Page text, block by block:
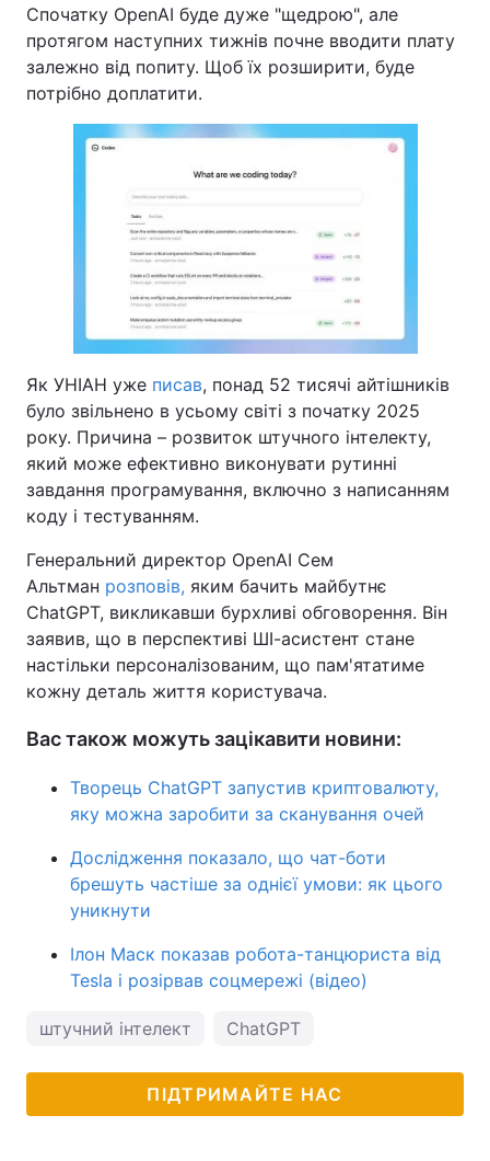
Спочатку OpenAI буде дуже "щедрою", але
протягом наступних тижнів почне вводити плату
залежно від попиту. Щоб їх розширити, буде
потрібно доплатити.
Як УНІАН уже писав, понад 52 тисячі айтішників
було звільнено в усьому світі з початку 2025
року. Причина – розвиток штучного інтелекту,
який може ефективно виконувати рутинні
завдання програмування, включно з написанням
коду і тестуванням.
Генеральний директор OpenAI Сем
Альтман розповів, яким бачить майбутнє
ChatGPT, викликавши бурхливі обговорення. Він
заявив, що в перспективі ШІ-асистент стане
настільки персоналізованим, що пам'ятатиме
кожну деталь життя користувача.
Вас також можуть зацікавити новини:
Творець ChatGPT запустив криптовалюту,
яку можна заробити за сканування очей
Дослідження показало, що чат-боти
брешуть частіше за однієї умови: як цього
уникнути
Ілон Маск показав робота-танцюриста від
Tesla і розірвав соцмережі (відео)
штучний інтелект ChatGPT
ПІДТРИМАЙТЕ НАС